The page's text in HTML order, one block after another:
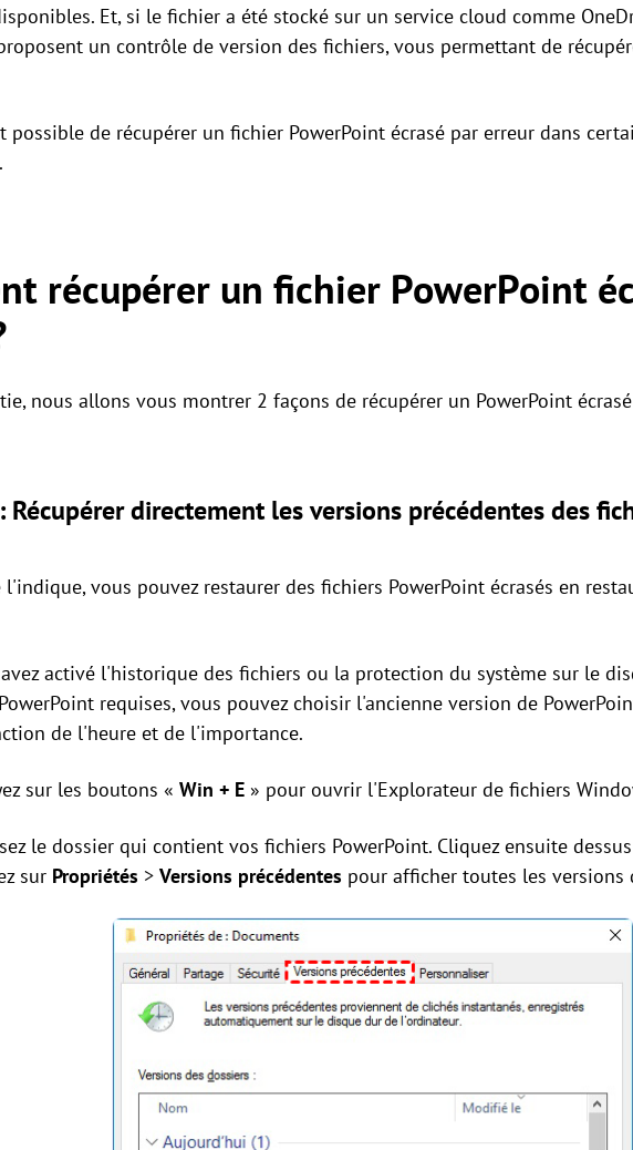
Et, si le fichier a été stocké sur un service cloud comme
un contrôle de version des fichiers, vous permettant de
possible de récupérer un fichier PowerPoint écrasé par erreur dans
récupérer un fichier PowerPoint
nous allons vous montrer 2 façons de récupérer un PowerPoint
directement les versions précédentes des
vous pouvez restaurer des fichiers PowerPoint écrasés en
activé l'historique des fichiers ou la protection du système sur le
requises, vous pouvez choisir l'ancienne version de
de l'heure et de l'importance.
sur les boutons « Win + E » pour ouvrir l'Explorateur de fichiers
le dossier qui contient vos fichiers PowerPoint. Cliquez ensuite
sur Propriétés > Versions précédentes pour afficher toutes les versions